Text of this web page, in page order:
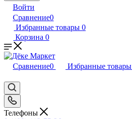
Войти
Сравнение0
Избранные товары 0
Корзина 0
Сравнение0 Избранные товары
Телефоны